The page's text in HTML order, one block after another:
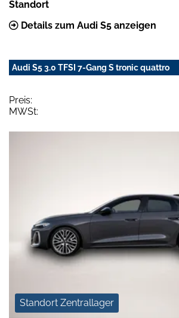
Standort
Details zum Audi S5 anzeigen
Audi S5 3.0 TFSI 7-Gang S tronic quattro
Preis:
MWSt:
Standort Zentrallager